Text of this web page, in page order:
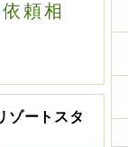
頼相
ゾートスタ